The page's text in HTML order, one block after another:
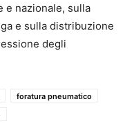
e nazionale, sulla
e sulla distribuzione
degli
foratura pneumatico